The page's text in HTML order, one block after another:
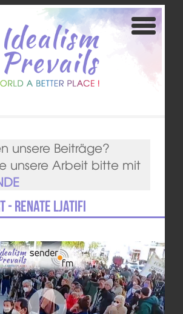
unsere Beiträge?
unsere Arbeit bitte mit
- Renate Ljatifi